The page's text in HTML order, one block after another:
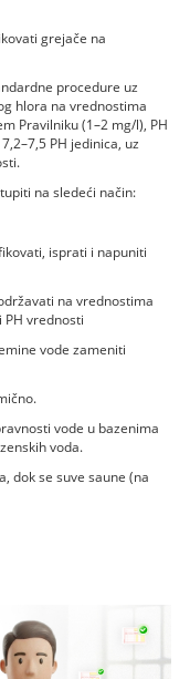
grejače na
procedure uz
hlora na vrednostima
Pravilniku (1–2 mg/l), PH
PH jedinica, uz
na sledeći način:
isprati i napuniti
na vrednostima
vrednosti
vode zameniti
vode u bazenima
voda.
dok se suve saune (na